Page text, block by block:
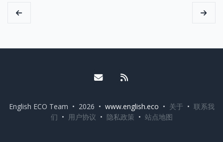
Email me
English ECO Team • 2026 • www.english.eco • 关于 • 联系我
们 • 用户协议 • 隐私政策 • 站点地图